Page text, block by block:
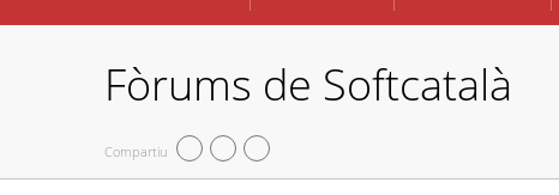
Fòrums de Softcatalà
Compartiu